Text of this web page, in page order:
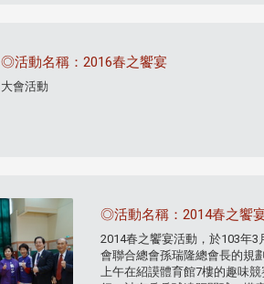
◎活動名稱：2016春之饗宴
大會活動
◎活動名稱：2014春之饗
2014春之饗宴活動，於103年
會聯合總會孫瑞隆總會長的規
上午在紹謨體育館7樓的趣味